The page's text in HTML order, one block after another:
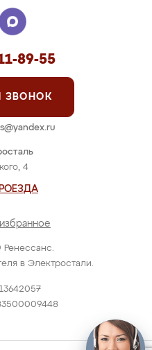
в Электростали.
4
89-55
ЗВОНОК